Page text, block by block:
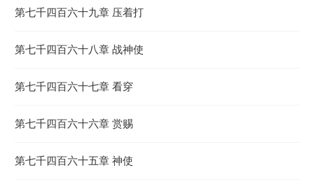
第七千四百六十九章 压着打
第七千四百六十八章 战神使
第七千四百六十七章 看穿
第七千四百六十六章 赏赐
第七千四百六十五章 神使